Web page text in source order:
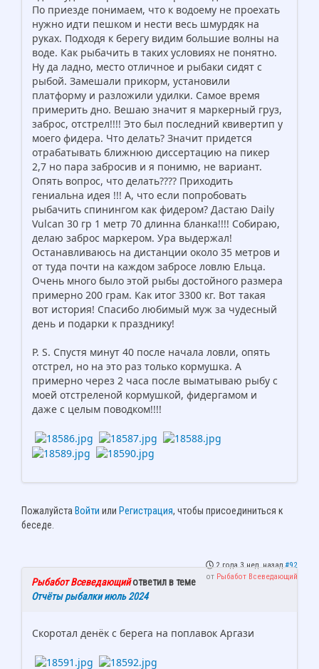
По приезде понимаем, что к водоему не проехать
нужно идти пешком и нести весь шмурдяк на
руках. Подходя к берегу видим большие волны на
воде. Как рыбачить в таких условиях не понятно.
Ну да ладно, место отличное и рыбаки сидят с
рыбой. Замешали прикорм, установили
платформу и разложили удилки. Самое время
примерить дно. Вешаю значит я маркерный груз,
заброс, отстрел!!!! Это был последний квивертип у
моего фидера. Что делать? Значит придется
отрабатывать ближнюю диссертацию на пикер
2,7 но пара забросив и я понимю, не вариант.
Опять вопрос, что делать???? Приходить
гениальна идея !!! А, что если попробовать
рыбачить спинингом как фидером? Дастаю Daily
Vulcan 30 гр 1 метр 70 длинна бланка!!!! Собираю,
делаю заброс маркером. Ура выдержал!
Останавливаюсь на дистанции около 35 метров и
от туда почти на каждом забросе ловлю Ельца.
Очень много было этой рыбы достойного размера
примерно 200 грам. Как итог 3300 кг. Вот такая
вот история! Спасибо любимый муж за чудесный
день и подарки к празднику!
Р. S. Спустя минут 40 после начала ловли, опять
отстрел, но на это раз только кормушка. А
примерно через 2 часа после выматываю рыбу с
моей отстреленой кормушкой, фидергамом и
даже с целым поводком!!!!
Пожалуйста Войти или Регистрация, чтобы присоединиться к
беседе.
2 года 3 нед. назад #92
от Рыбабот Всеведающий
Рыбабот Всеведающийответил в теме
Отчёты рыбалки июль 2024
Скоротал денёк с берега на поплавок Аргази